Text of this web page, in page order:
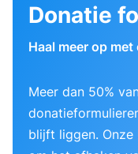
Donatie
Haal meer op
Meer dan 50%
blijft liggen.